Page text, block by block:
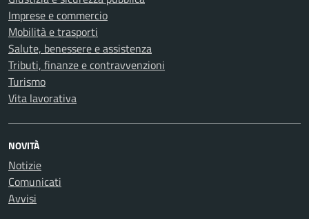
Imprese e commercio
Mobilità e trasporti
Salute, benessere e assistenza
Tributi, finanze e contravvenzioni
Turismo
Vita lavorativa
NOVITÀ
Notizie
Comunicati
Avvisi